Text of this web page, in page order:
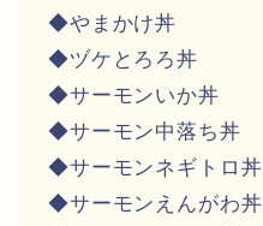
◆やまかけ丼
◆ヅケとろろ丼
◆サーモンいか丼
◆サーモン中落ち丼
◆サーモンネギトロ丼
◆サーモンえんがわ丼